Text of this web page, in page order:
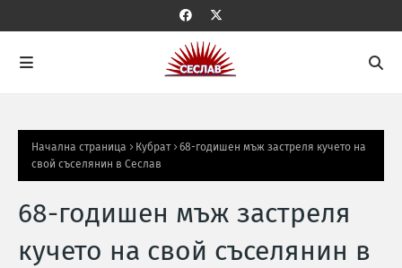
Начална страница Кубрат
68-годишен мъж застреля кучето на
свой съселянин в Сеслав
68-годишен мъж застреля
кучето на свой съселянин в